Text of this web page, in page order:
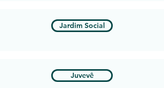
Jardim Social
Juvevê